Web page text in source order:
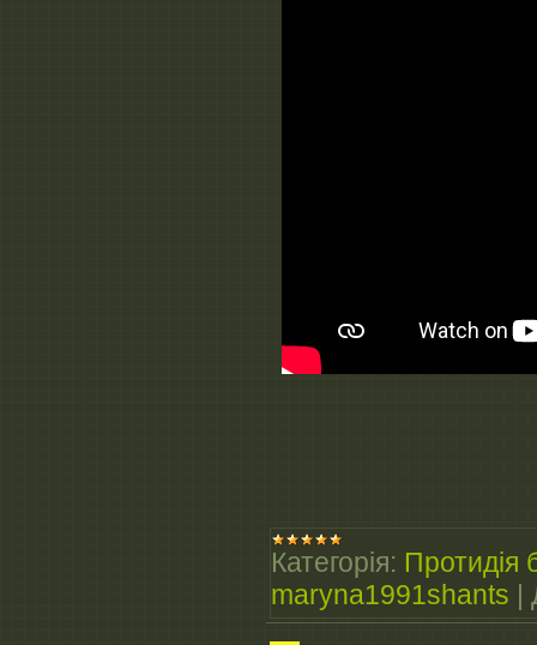
Категорія: Протидія
maryna1991shants |